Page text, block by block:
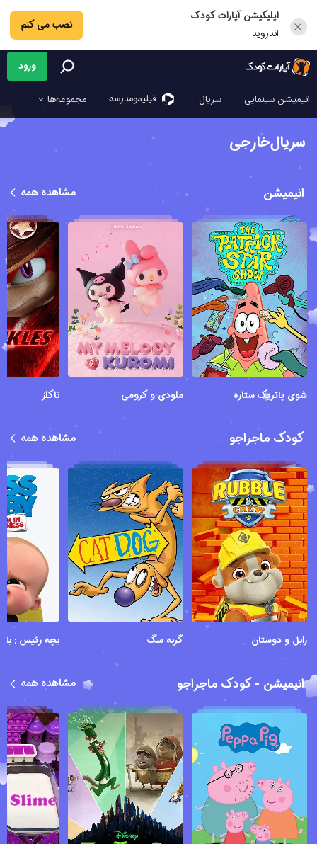
اپلیکیشن آپارات کودک
اندروید
نصب می کنم
انیمیشن سینمایی سریال فیلیمو‌مدرسه مجموعه‌ها
ورود
سریال‌خارجی
انیمیشن مشاهده همه
شوی پاتریک ستاره ملودی و کرومی ناکلز
کودک ماجراجو مشاهده همه
رابل و دوستان گربه سگ بچه رئیس :
انیمیشن - کودک ماجراجو مشاهده همه